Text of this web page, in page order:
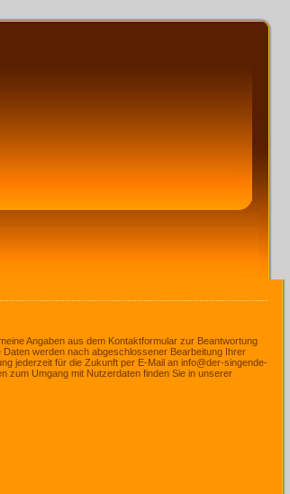
Angaben aus dem Kontaktformular zur Beantwortung
werden nach abgeschlossener Bearbeitung Ihrer
jederzeit für die Zukunft per E-Mail an info@der-singende-
zum Umgang mit Nutzerdaten finden Sie in unserer